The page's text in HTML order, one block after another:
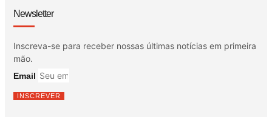
Newsletter
Inscreva-se para receber nossas últimas notícias em primeira
mão.
Email
INSCREVER